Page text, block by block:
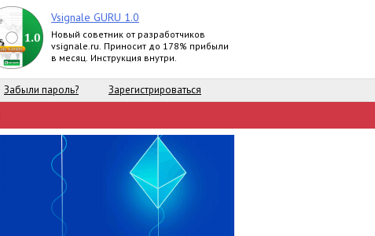
Vsignale GURU 1.0
Новый советник от разработчиков
vsignale.ru. Приносит до 178% прибыли
в месяц. Инструкция внутри.
Забыли пароль? Зарегистрироваться